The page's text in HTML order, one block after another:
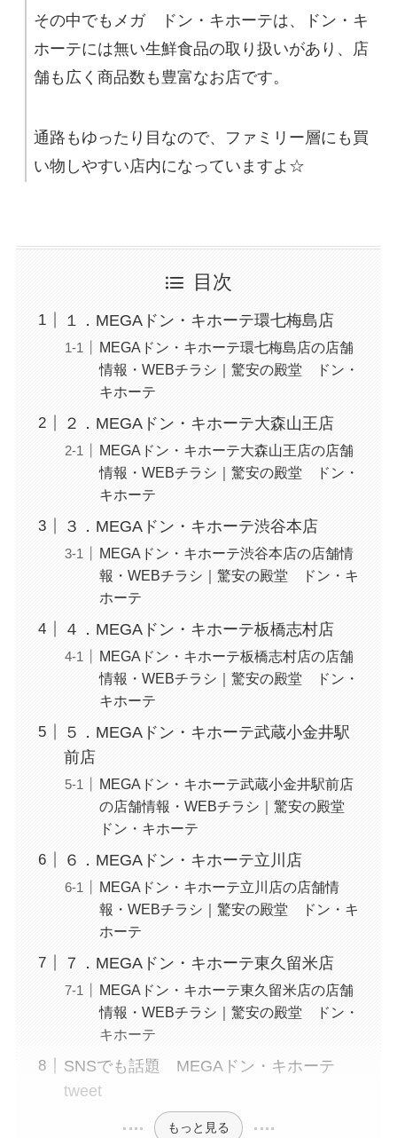
その中でもメガ ドン・キホーテは、ドン・キ
ホーテには無い生鮮食品の取り扱いがあり、店
舗も広く商品数も豊富なお店です。
通路もゆったり目なので、ファミリー層にも買
い物しやすい店内になっていますよ☆
目次
１．MEGAドン・キホーテ環七梅島店
MEGAドン・キホーテ環七梅島店の店舗
情報・WEBチラシ｜驚安の殿堂 ドン・
キホーテ
２．MEGAドン・キホーテ大森山王店
MEGAドン・キホーテ大森山王店の店舗
情報・WEBチラシ｜驚安の殿堂 ドン・
キホーテ
３．MEGAドン・キホーテ渋谷本店
MEGAドン・キホーテ渋谷本店の店舗情
報・WEBチラシ｜驚安の殿堂 ドン・キ
ホーテ
４．MEGAドン・キホーテ板橋志村店
MEGAドン・キホーテ板橋志村店の店舗
情報・WEBチラシ｜驚安の殿堂 ドン・
キホーテ
５．MEGAドン・キホーテ武蔵小金井駅
前店
MEGAドン・キホーテ武蔵小金井駅前店
の店舗情報・WEBチラシ｜驚安の殿堂
ドン・キホーテ
６．MEGAドン・キホーテ立川店
MEGAドン・キホーテ立川店の店舗情
報・WEBチラシ｜驚安の殿堂 ドン・キ
ホーテ
７．MEGAドン・キホーテ東久留米店
MEGAドン・キホーテ東久留米店の店舗
情報・WEBチラシ｜驚安の殿堂 ドン・
キホーテ
SNSでも話題 MEGAドン・キホーテ
tweet
もっと見る